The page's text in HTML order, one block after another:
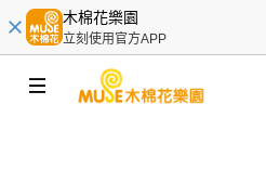
木棉花樂園
立刻使用官方APP